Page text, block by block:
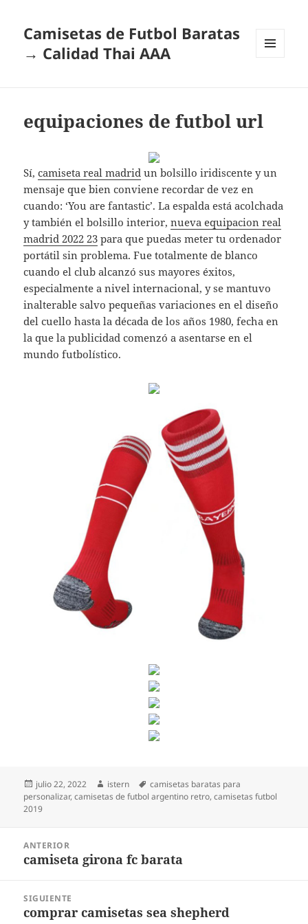
Camisetas de Futbol Baratas
→ Calidad Thai AAA
equipaciones de futbol url
Sí,camiseta real madrid un bolsillo iridiscente y un
mensaje que bien conviene recordar de vez en
cuando: ‘You are fantastic’. La espalda está acolchada
y también el bolsillo interior,nueva equipacion real
madrid 2022 23 para que puedas meter tu ordenador
portátil sin problema. Fue totalmente de blanco
cuando el club alcanzó sus mayores éxitos,
especialmente a nivel internacional, y se mantuvo
inalterable salvo pequeñas variaciones en el diseño
del cuello hasta la década de los años 1980, fecha en
la que la publicidad comenzó a asentarse en el
mundo futbolístico.
Publicado
el
julio 22, 2022 Autor
istern Etiquetas
camisetas baratas para
personalizar,camisetas de futbol argentino retro,camisetas futbol
2019
entradas
ANTERIOR
Entrada
camiseta girona fc barata
SIGUIENTE
Entrada
comprar camisetas sea shepherd